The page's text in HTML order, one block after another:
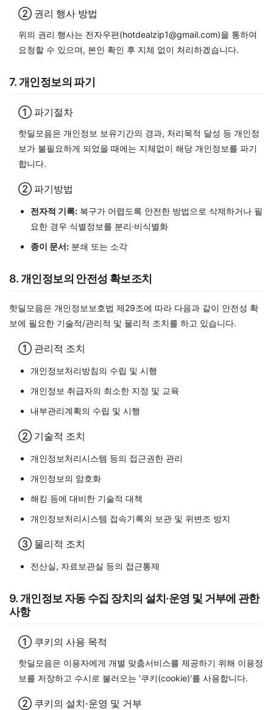
② 권리 행사 방법
위의 권리 행사는 전자우편(hotdealzip1@gmail.com)을 통하여
요청할 수 있으며, 본인 확인 후 지체 없이 처리하겠습니다.
7. 개인정보의 파기
① 파기절차
핫딜모음은 개인정보 보유기간의 경과, 처리목적 달성 등 개인정
보가 불필요하게 되었을 때에는 지체없이 해당 개인정보를 파기
합니다.
② 파기방법
전자적 기록: 복구가 어렵도록 안전한 방법으로 삭제하거나 필
요한 경우 식별정보를 분리·비식별화
종이 문서: 분쇄 또는 소각
8. 개인정보의 안전성 확보조치
핫딜모음은 개인정보보호법 제29조에 따라 다음과 같이 안전성 확
보에 필요한 기술적/관리적 및 물리적 조치를 하고 있습니다.
① 관리적 조치
개인정보처리방침의 수립 및 시행
개인정보 취급자의 최소한 지정 및 교육
내부관리계획의 수립 및 시행
② 기술적 조치
개인정보처리시스템 등의 접근권한 관리
개인정보의 암호화
해킹 등에 대비한 기술적 대책
개인정보처리시스템 접속기록의 보관 및 위변조 방지
③ 물리적 조치
전산실, 자료보관실 등의 접근통제
9. 개인정보 자동 수집 장치의 설치·운영 및 거부에 관한
사항
① 쿠키의 사용 목적
핫딜모음은 이용자에게 개별 맞춤서비스를 제공하기 위해 이용정
보를 저장하고 수시로 불러오는 '쿠키(cookie)'를 사용합니다.
② 쿠키의 설치·운영 및 거부